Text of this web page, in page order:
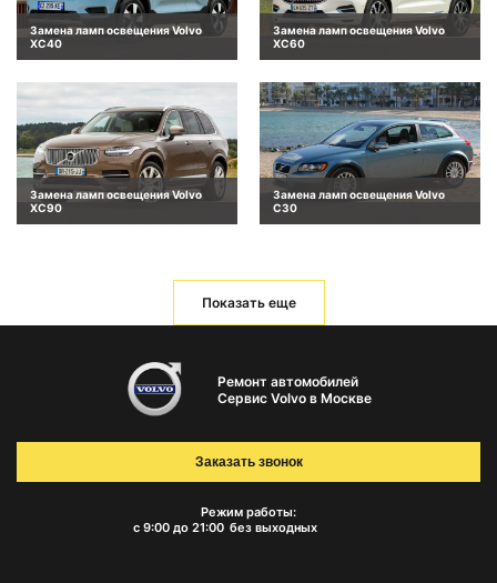
Замена ламп освещения Volvo
XC40
Замена ламп освещения Volvo
XC60
Замена ламп освещения Volvo
XC90
Замена ламп освещения Volvo
C30
Показать еще
Ремонт автомобилей
Сервис Volvo в Москве
Режим работы:
с 9:00 до 21:00 без выходных
Заказать звонок